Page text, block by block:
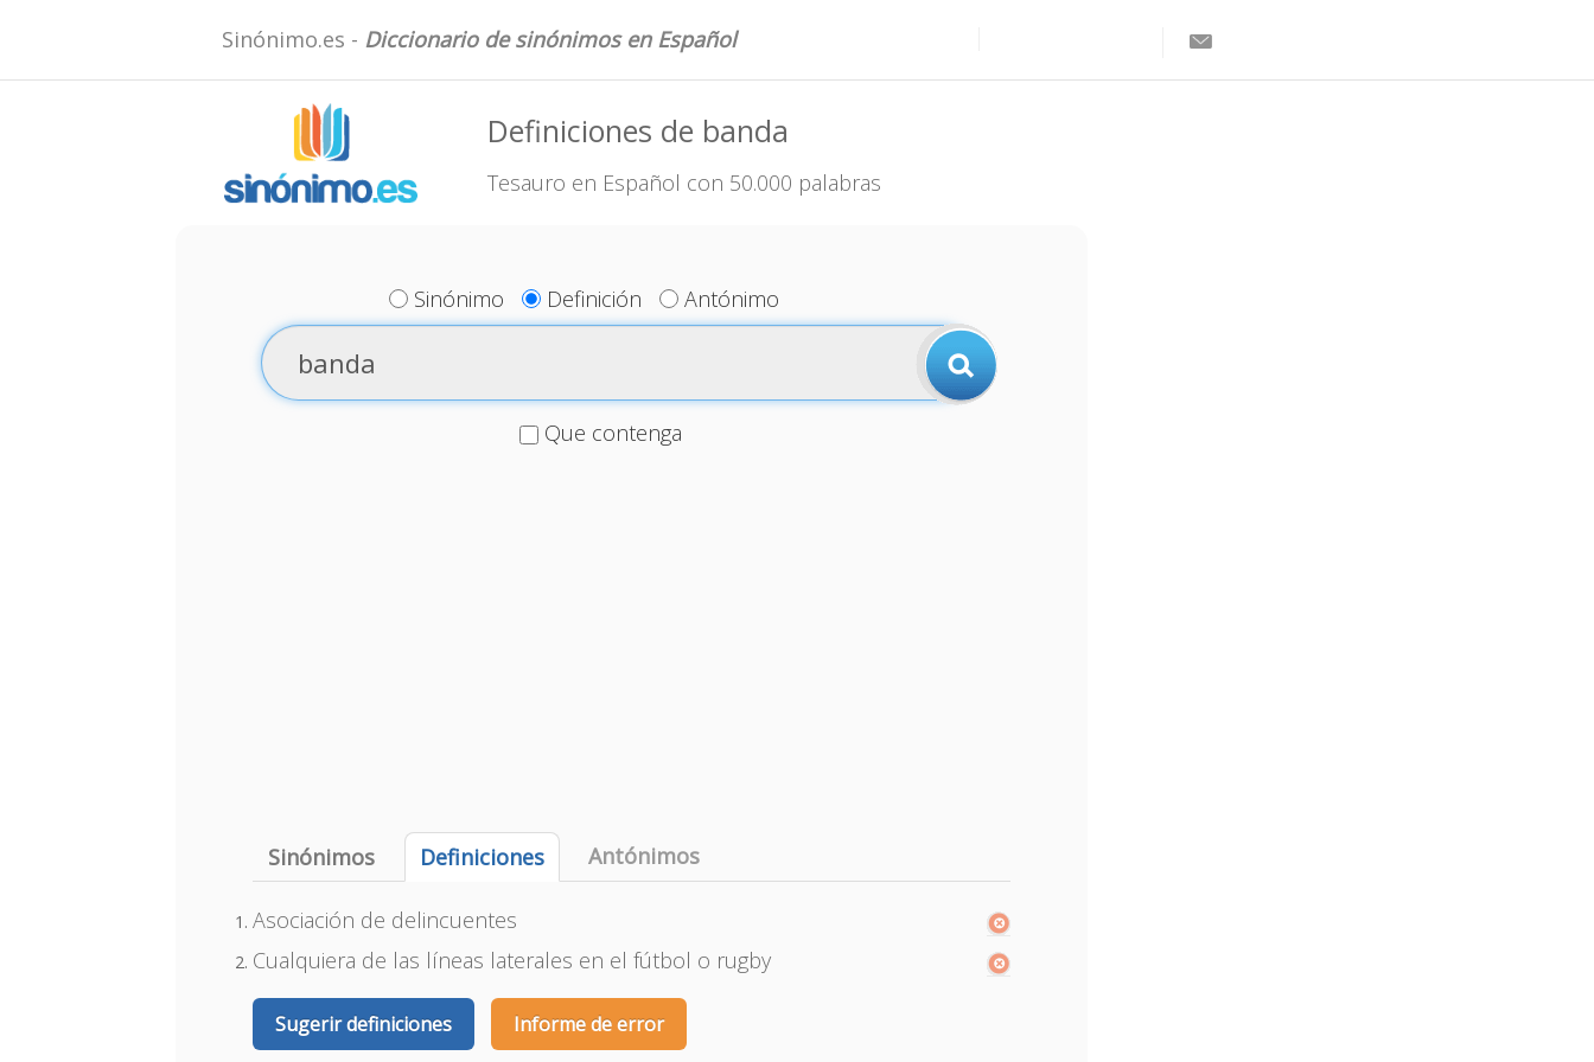
Sinónimo.es - Diccionario de sinónimos en Español
Definiciones de banda
Tesauro en Español con 50.000 palabras
Sinónimo Definición Antónimo
Que contenga
Sinónimos Definiciones Antónimos
Asociación de delincuentes
Cualquiera de las líneas laterales en el fútbol o rugby
Sugerir definiciones Informe de error